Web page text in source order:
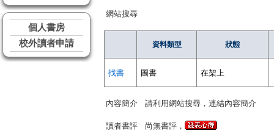
個人書房
校外讀者申請
網站搜尋
資料類型 狀態
找書 圖書 在架上
內容簡介 請利用網站搜尋，連結內容簡介
讀者書評 尚無書評，